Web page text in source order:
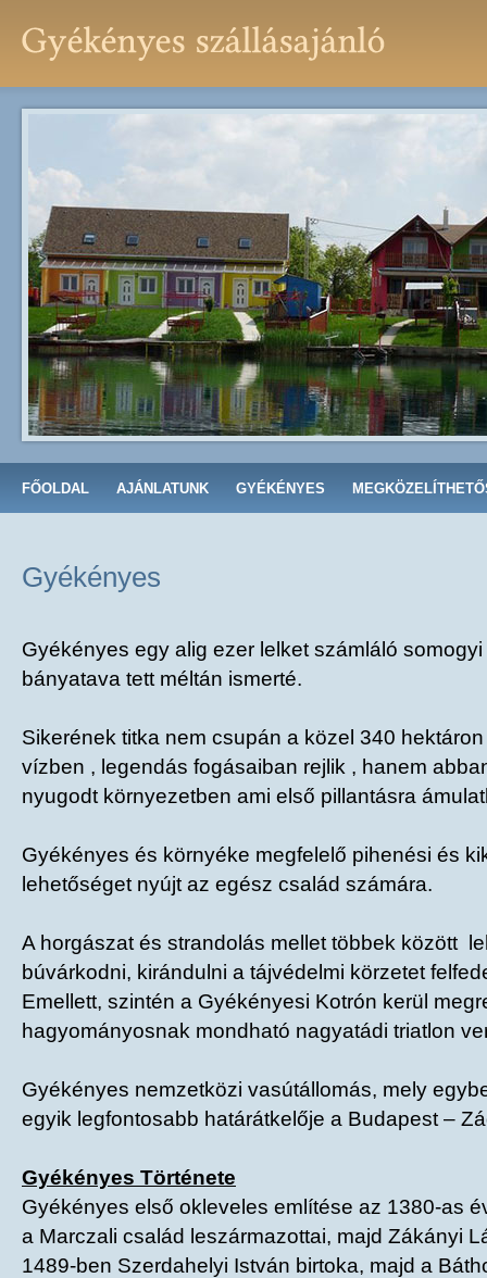
FŐOLDAL AJÁNLATUNK GYÉKÉNYES
Gyékényes
Gyékényes egy alig ezer lelket számláló
bányatava tett méltán ismerté.
Sikerének titka nem csupán a közel 340
vízben , legendás fogásaiban rejlik , hanem
nyugodt környezetben ami első pillantásra
Gyékényes és környéke megfelelő pihenési és
lehetőséget nyújt az egész család számára.
A horgászat és strandolás mellet többek között
búvárkodni, kirándulni a tájvédelmi körzetet
Emellett, szintén a Gyékényesi Kotrón kerül
hagyományosnak mondható nagyatádi triatlon
Gyékényes nemzetközi vasútállomás, mely
egyik legfontosabb határátkelője a Budapest –
Gyékényes Története
Gyékényes első okleveles említése az 1380-as
a Marczali család leszármazottai, majd Zákányi
1489-ben Szerdahelyi István birtoka, majd a